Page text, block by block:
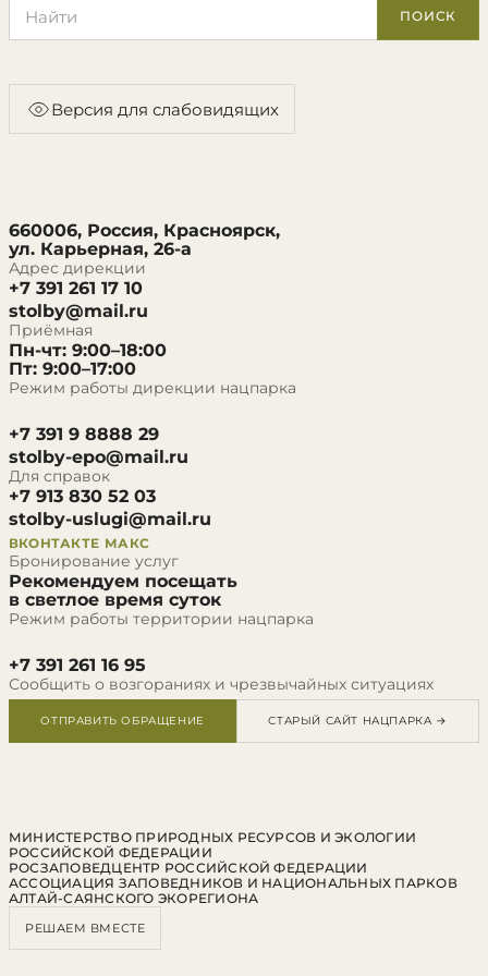
ПОИСК
Версия для слабовидящих
660006, Россия, Красноярск,
ул. Карьерная, 26-а
Адрес дирекции
+7 391 261 17 10
stolby@mail.ru
Приёмная
Пн-чт: 9:00–18:00
Пт: 9:00–17:00
Режим работы дирекции нацпарка
+7 391 9 8888 29
stolby-epo@mail.ru
Для справок
+7 913 830 52 03
stolby-uslugi@mail.ru
ВКОНТАКТЕ МАКС
Бронирование услуг
Рекомендуем посещать
в светлое время суток
Режим работы территории нацпарка
+7 391 261 16 95
Сообщить о возгораниях и чрезвычайных ситуациях
ОТПРАВИТЬ ОБРАЩЕНИЕ СТАРЫЙ САЙТ НАЦПАРКА →
МИНИСТЕРСТВО ПРИРОДНЫХ РЕСУРСОВ И ЭКОЛОГИИ
РОССИЙСКОЙ ФЕДЕРАЦИИ
РОСЗАПОВЕДЦЕНТР РОССИЙСКОЙ ФЕДЕРАЦИИ
АССОЦИАЦИЯ ЗАПОВЕДНИКОВ И НАЦИОНАЛЬНЫХ ПАРКОВ
АЛТАЙ-САЯНСКОГО ЭКОРЕГИОНА
РЕШАЕМ ВМЕСТЕ